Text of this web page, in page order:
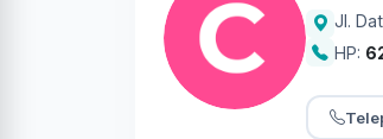
Jl.
HP: